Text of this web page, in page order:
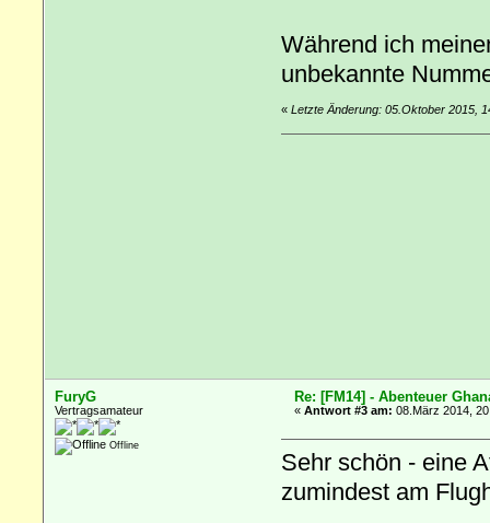
Während ich
unbekannte
« Letzte Änderung: 05.Oktober 2015,
FuryG
Vertragsamateur
Offline
Re: [FM14] - Abenteuer
«Antwort #3 am: 08.März 2014,
Sehr schön - eine
zumindest am